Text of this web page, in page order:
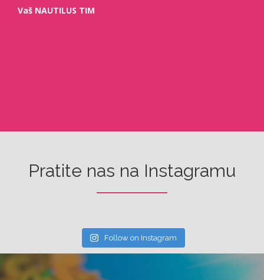
Vaš NAUTILUS TIM
Pratite nas na Instagramu
Follow on Instagram